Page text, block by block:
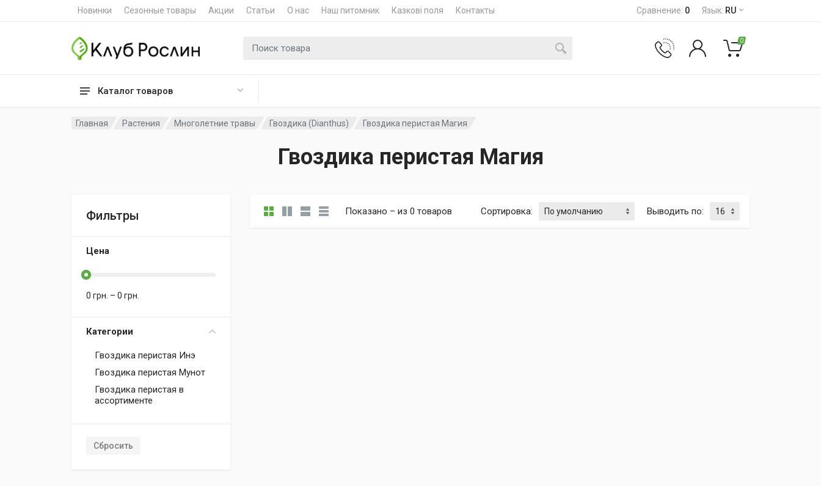
Новинки Сезонные товары Акции Статьи О нас Наш питомник Казкові поля Контакты Сравнение: 0 Язык: RU
Каталог товаров
Поиск для 0
Главная Растения Многолетние травы Гвоздика (Dianthus) Гвоздика перистая Магия
Гвоздика перистая Магия
Фильтры
Цена
0 грн. – 0 грн.
Категории
Гвоздика перистая Инэ
Гвоздика перистая Мунот
Гвоздика перистая в
ассортименте
Сбросить
Показано – из 0 товаров Сортировка: Выводить по: